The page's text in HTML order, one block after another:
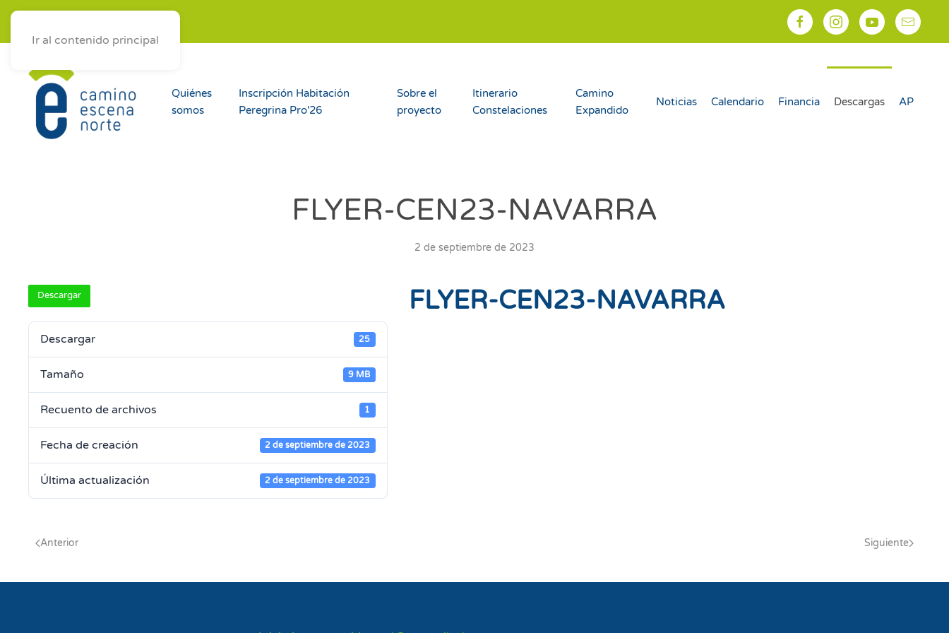
Ir al contenido principal
Quiénes
somos
Inscripción Habitación
Peregrina Pro'26
Sobre el
proyecto
Itinerario
Constelaciones
Camino
Expandido
Noticias Calendario Financia Descargas AP
FLYER-CEN23-NAVARRA
2 de septiembre de 2023
Descargar
Descargar 25
Tamaño 9 MB
Recuento de archivos 1
Fecha de creación 2 de septiembre de 2023
Última actualización 2 de septiembre de 2023
FLYER-CEN23-NAVARRA
Anterior Siguiente